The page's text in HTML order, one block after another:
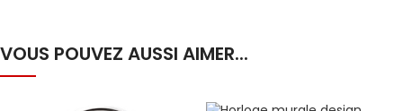
VOUS POUVEZ AUSSI AIMER...